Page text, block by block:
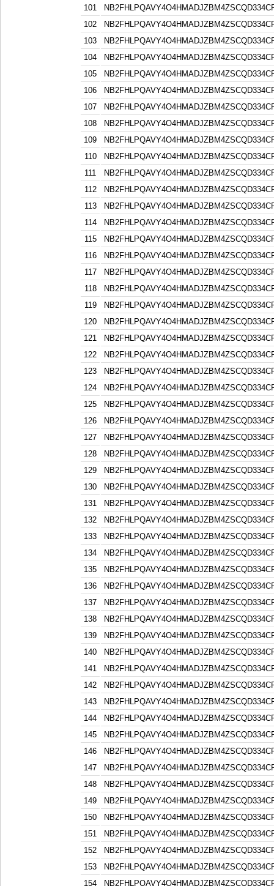
101
102
103
104
105
106
107
108
109
110
111
112
113
114
115
116
117
118
119
120
121
122
123
124
125
126
127
128
129
130
131
132
133
134
135
136
137
138
139
140
141
142
143
144
145
146
147
148
149
150
151
152
153
154